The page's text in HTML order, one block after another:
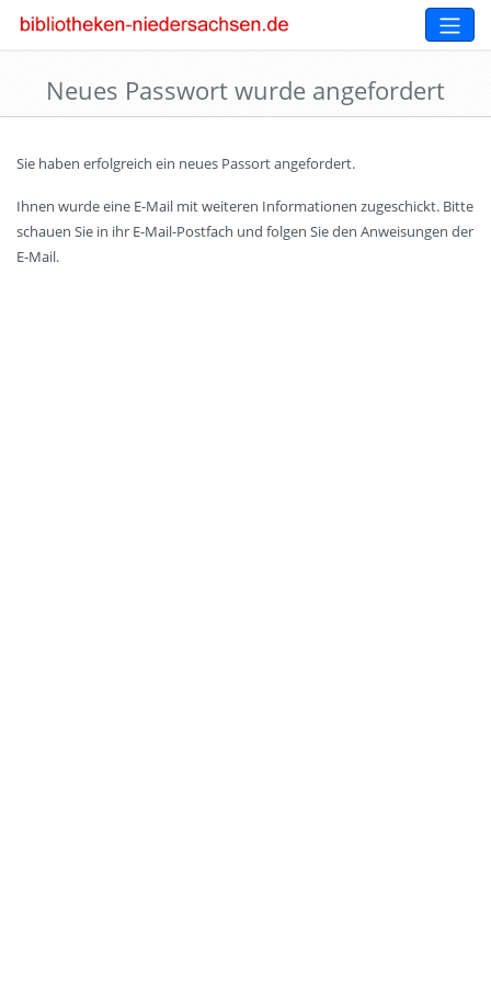
Neues Passwort wurde angefordert
Sie haben erfolgreich ein neues Passort angefordert.
Ihnen wurde eine E-Mail mit weiteren Informationen zugeschickt. Bitte
schauen Sie in ihr E-Mail-Postfach und folgen Sie den Anweisungen der
E-Mail.